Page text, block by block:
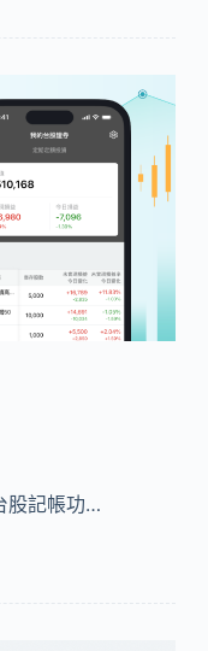
股記帳功…